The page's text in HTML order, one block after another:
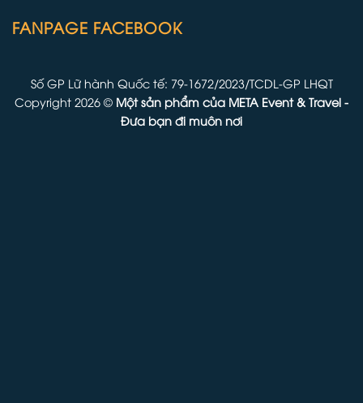
FANPAGE FACEBOOK
Số GP Lữ hành Quốc tế: 79-1672/2023/TCDL-GP LHQT
Copyright 2026 © Một sản phẩm của META Event & Travel -
Đưa bạn đi muôn nơi